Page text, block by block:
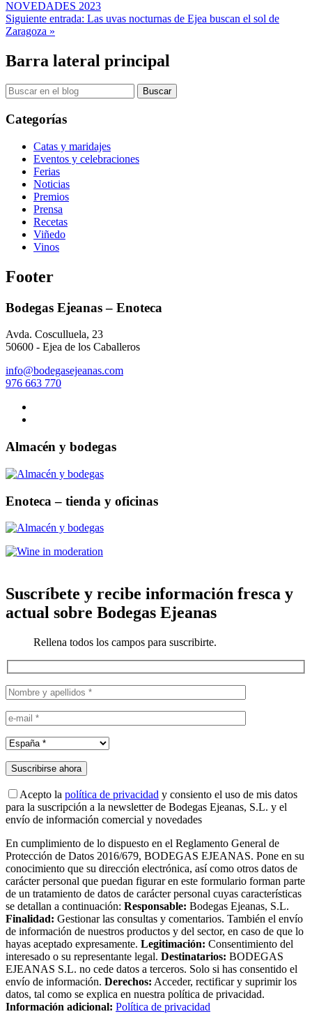
NOVEDADES 2023
Siguiente entrada: Las uvas nocturnas de Ejea buscan el sol de
Zaragoza »
Barra lateral principal
Categorías
Catas y maridajes
Eventos y celebraciones
Ferias
Noticias
Premios
Prensa
Recetas
Viñedo
Vinos
Footer
Bodegas Ejeanas – Enoteca
Avda. Cosculluela, 23
50600 - Ejea de los Caballeros
info@bodegasejeanas.com
976 663 770
Almacén y bodegas
Enoteca – tienda y oficinas
Suscríbete y recibe información fresca y
actual sobre Bodegas Ejeanas
Rellena todos los campos para suscribirte.
Acepto la política de privacidad y consiento el uso de mis datos
para la suscripción a la newsletter de Bodegas Ejeanas, S.L. y el
envío de información comercial y novedades
En cumplimiento de lo dispuesto en el Reglamento General de
Protección de Datos 2016/679, BODEGAS EJEANAS. Pone en su
conocimiento que su dirección electrónica, así como otros datos de
carácter personal que puedan figurar en este formulario forman parte
de un tratamiento de datos de carácter personal cuyas características
se detallan a continuación: Responsable: Bodegas Ejeanas, S.L.
Finalidad: Gestionar las consultas y comentarios. También el envío
de información de nuestros productos y del sector, en caso de que lo
hayas aceptado expresamente. Legitimación: Consentimiento del
interesado o su representante legal. Destinatarios: BODEGAS
EJEANAS S.L. no cede datos a terceros. Solo si has consentido el
envío de información. Derechos: Acceder, rectificar y suprimir los
datos, tal como se explica en nuestra política de privacidad.
Información adicional: Política de privacidad